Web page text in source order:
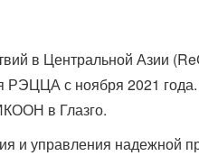
в Центральной Азии
РЭЦЦА с ноября 2021
в Глазго.
управления надежной